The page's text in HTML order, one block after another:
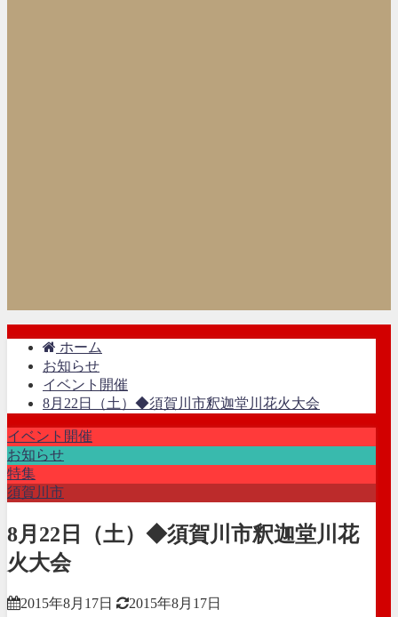
ホーム
お知らせ
イベント開催
8月22日（土）◆須賀川市釈迦堂川花火大会
イベント開催
お知らせ
特集
須賀川市
8月22日（土）◆須賀川市釈迦堂川花
火大会
2015年8月17日 2015年8月17日